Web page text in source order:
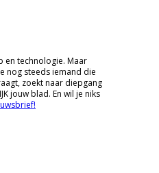
en technologie. Maar
nog steeds iemand die
zoekt naar diepgang
jouw blad. En wil je niks